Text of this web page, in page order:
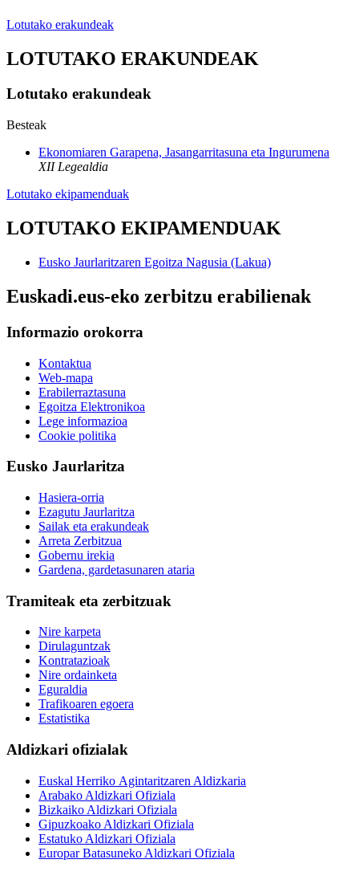
Lotutako erakundeak
LOTUTAKO ERAKUNDEAK
Lotutako erakundeak
Besteak
Ekonomiaren Garapena, Jasangarritasuna eta Ingurumena
XII Legealdia
Lotutako ekipamenduak
LOTUTAKO EKIPAMENDUAK
Eusko Jaurlaritzaren Egoitza Nagusia (Lakua)
Euskadi.eus-eko zerbitzu erabilienak
Informazio orokorra
Kontaktua
Web-mapa
Erabilerraztasuna
Egoitza Elektronikoa
Lege informazioa
Cookie politika
Eusko Jaurlaritza
Hasiera-orria
Ezagutu Jaurlaritza
Sailak eta erakundeak
Arreta Zerbitzua
Gobernu irekia
Gardena, gardetasunaren ataria
Tramiteak eta zerbitzuak
Nire karpeta
Dirulaguntzak
Kontratazioak
Nire ordainketa
Eguraldia
Trafikoaren egoera
Estatistika
Aldizkari ofizialak
Euskal Herriko Agintaritzaren Aldizkaria
Arabako Aldizkari Ofiziala
Bizkaiko Aldizkari Ofiziala
Gipuzkoako Aldizkari Ofiziala
Estatuko Aldizkari Ofiziala
Europar Batasuneko Aldizkari Ofiziala